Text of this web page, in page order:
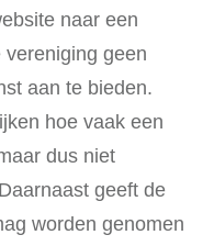
naar een
geen
aan te bieden.
hoe vaak een
dus niet
geeft de
worden genomen